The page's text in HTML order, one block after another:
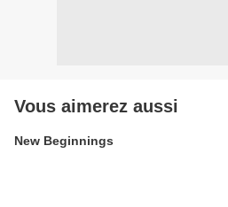
Vous aimerez aussi
New Beginnings